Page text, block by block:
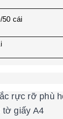
50 cái
rực rỡ phù
giấy A4